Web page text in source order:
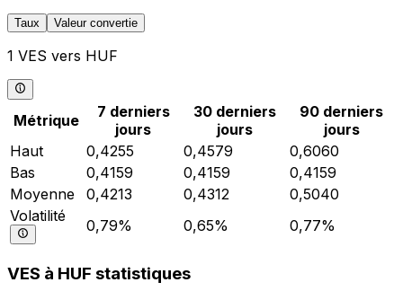
Taux Valeur convertie
1 VES vers HUF
Métrique
7 derniers
jours
30 derniers
jours
90 derniers
jours
Haut
0,4255 0,4579
0,6060
Bas
0,4159 0,4159
0,4159
Moyenne
0,4213 0,4312
0,5040
Volatilité
0,79% 0,65% 0,77%
VES à HUF statistiques